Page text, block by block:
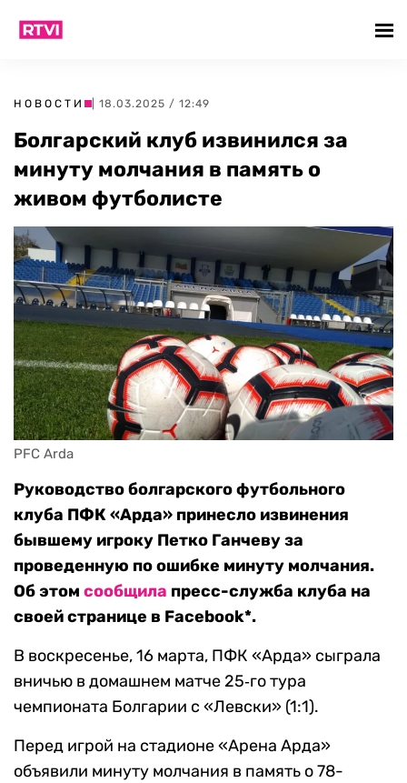
НОВОСТИ | 18.03.2025 / 12:49
Болгарский клуб извинился за
минуту молчания в память о
живом футболисте
PFC Arda
Руководство болгарского футбольного
клуба ПФК «Арда» принесло извинения
бывшему игроку Петко Ганчеву за
проведенную по ошибке минуту молчания.
Об этом сообщила пресс-служба клуба на
своей странице в Facebook*.
В воскресенье, 16 марта, ПФК «Арда» сыграла
вничью в домашнем матче 25‑го тура
чемпионата Болгарии с «Левски» (1:1).
Перед игрой на стадионе «Арена Арда»
объявили минуту молчания в память о 78-